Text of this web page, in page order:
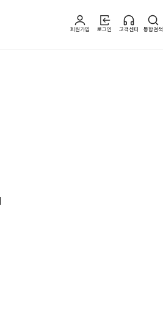
회원가입 로그인 고객센터 통합검색